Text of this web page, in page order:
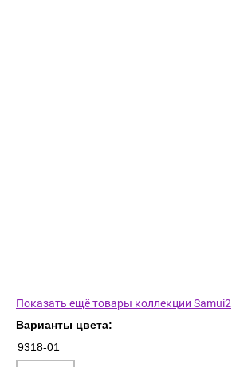
Показать ещё товары коллекции Samui2
Варианты цвета:
9318-01